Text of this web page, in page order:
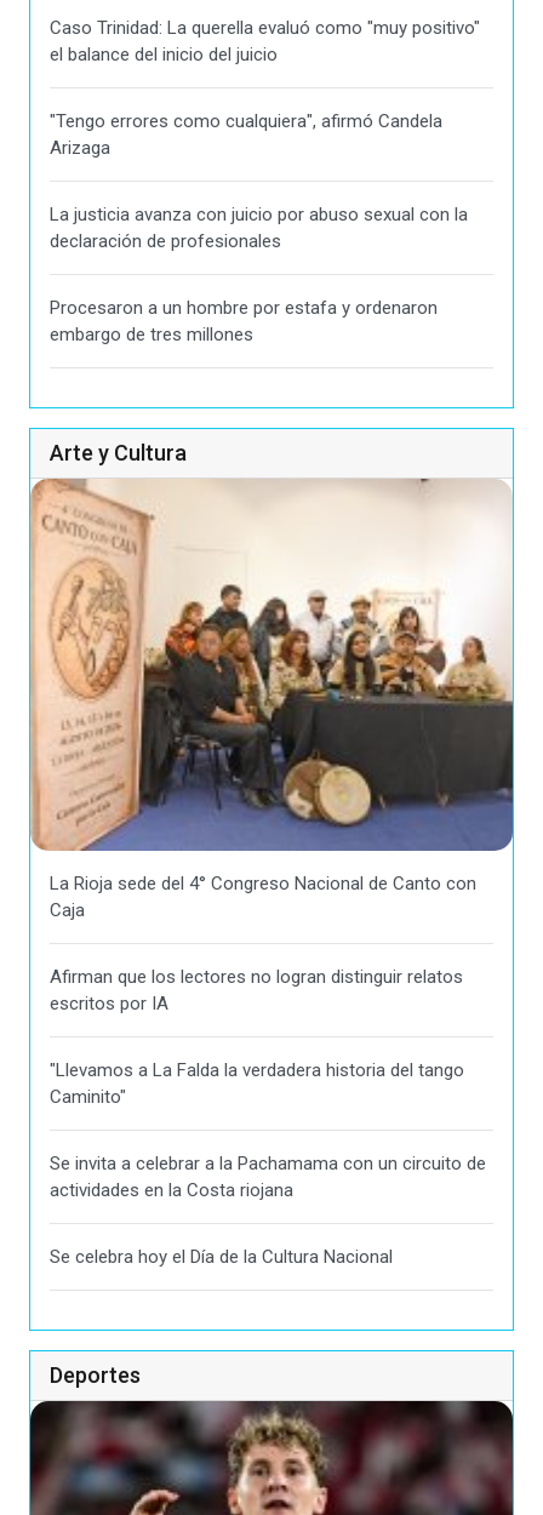
Caso Trinidad: La querella evaluó como "muy positivo"
el balance del inicio del juicio
"Tengo errores como cualquiera", afirmó Candela
Arizaga
La justicia avanza con juicio por abuso sexual con la
declaración de profesionales
Procesaron a un hombre por estafa y ordenaron
embargo de tres millones
Arte y Cultura
La Rioja sede del 4° Congreso Nacional de Canto con
Caja
Afirman que los lectores no logran distinguir relatos
escritos por IA
"Llevamos a La Falda la verdadera historia del tango
Caminito"
Se invita a celebrar a la Pachamama con un circuito de
actividades en la Costa riojana
Se celebra hoy el Día de la Cultura Nacional
Deportes